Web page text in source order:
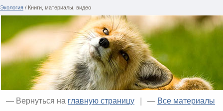
Экология / Книги, материалы, видео
— Вернуться на главную страницу | — Все материалы